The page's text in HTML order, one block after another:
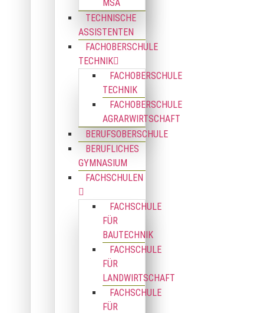
MSA
TECHNISCHE
ASSISTENTEN
FACHOBERSCHULE
TECHNIK
FACHOBERSCHULE
TECHNIK
FACHOBERSCHULE
AGRARWIRTSCHAFT
BERUFSOBERSCHULE
BERUFLICHES
GYMNASIUM
FACHSCHULEN
FACHSCHULE
FÜR
BAUTECHNIK
FACHSCHULE
FÜR
LANDWIRTSCHAFT
FACHSCHULE
FÜR